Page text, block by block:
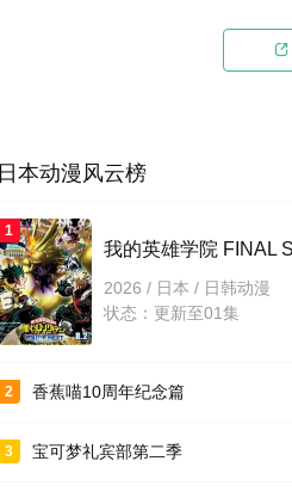

日本动漫风云榜
1
2026 / 日本 / 日韩动漫
状态：更新至01集
2 香蕉喵10周年纪念篇
3 宝可梦礼宾部第二季